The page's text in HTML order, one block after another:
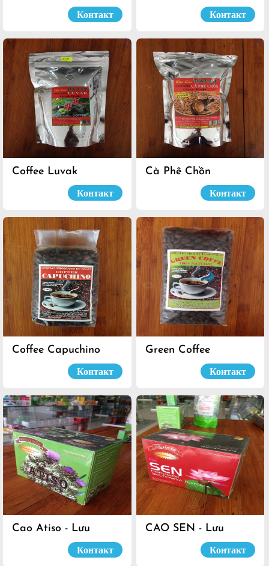
Контакт Контакт
Coffee Luvak
Контакт
Cà Phê Chồn
Контакт
Coffee Capuchino
Контакт
Green Coffee
Контакт
Cao Atiso - Lưu
Контакт
CAO SEN - Lưu
Контакт